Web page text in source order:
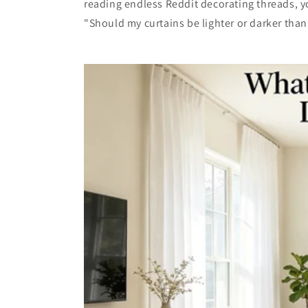
reading endless Reddit decorating threads,
"Should my curtains be lighter or darker